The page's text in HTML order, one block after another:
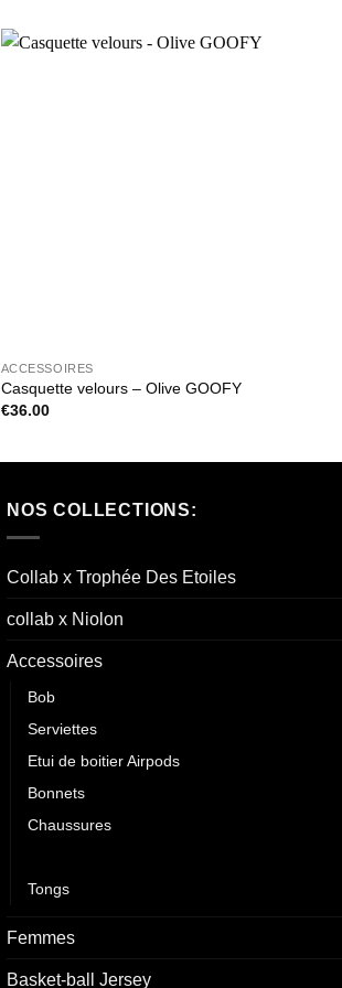
ACCESSOIRES
Casquette velours – Olive GOOFY
€36.00
NOS COLLECTIONS:
Collab x Trophée Des Etoiles
collab x Niolon
Accessoires
Bob
Serviettes
Etui de boitier Airpods
Bonnets
Chaussures
Tongs
Femmes
Basket-ball Jersey